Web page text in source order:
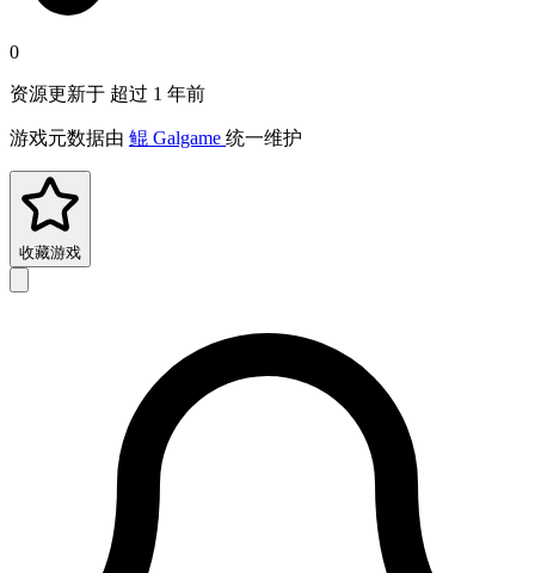
0
资源更新于 超过 1 年前
游戏元数据由 鲲 Galgame 统一维护
收藏游戏